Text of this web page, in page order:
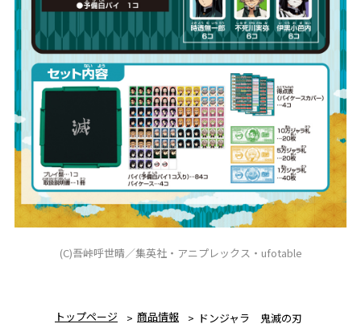
(C)吾峠呼世晴／集英社・アニプレックス・ufotable
トップページ 商品情報 ドンジャラ 鬼滅の刃